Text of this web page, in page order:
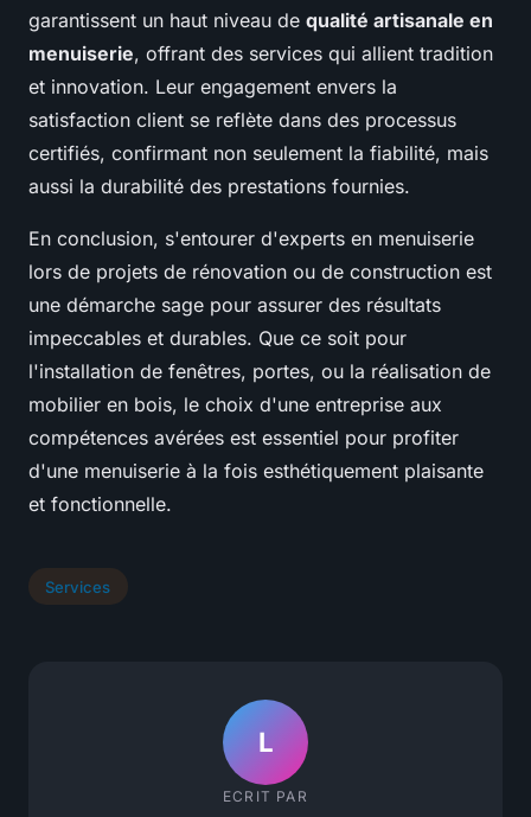
garantissent un haut niveau de qualité artisanale en
menuiserie, offrant des services qui allient tradition
et innovation. Leur engagement envers la
satisfaction client se reflète dans des processus
certifiés, confirmant non seulement la fiabilité, mais
aussi la durabilité des prestations fournies.
En conclusion, s'entourer d'experts en menuiserie
lors de projets de rénovation ou de construction est
une démarche sage pour assurer des résultats
impeccables et durables. Que ce soit pour
l'installation de fenêtres, portes, ou la réalisation de
mobilier en bois, le choix d'une entreprise aux
compétences avérées est essentiel pour profiter
d'une menuiserie à la fois esthétiquement plaisante
et fonctionnelle.
Services
L
ECRIT PAR